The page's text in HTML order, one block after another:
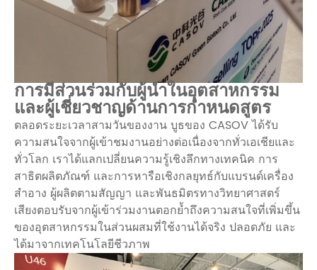
การมีส่วนร่วมกับผู้นำในอุตสาหกรรม
และผู้เชี่ยวชาญด้านการกำหนดสูตร
ตลอดระยะเวลาสามวันของงาน บูธของ CASOV ได้รับ
ความสนใจจากผู้เข้าชมงานอย่างต่อเนื่องจากทั่วเอเชียและ
ทั่วโลก เราได้แลกเปลี่ยนความรู้เชิงลึกทางเทคนิค การ
สาธิตผลิตภัณฑ์ และการหารือเชิงกลยุทธ์กับแบรนด์เครื่อง
สำอาง ผู้ผลิตตามสัญญา และพันธมิตรทางวิทยาศาสตร์
เสียงตอบรับจากผู้เข้าร่วมงานตอกย้ำถึงความสนใจที่เพิ่มขึ้น
ของอุตสาหกรรมในส่วนผสมที่ใช้งานได้จริง ปลอดภัย และ
ได้มาจากเทคโนโลยีชีวภาพ